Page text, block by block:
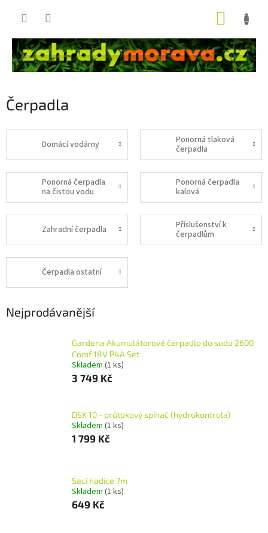
Čerpadla
Domácí vodárny
Ponorná tlaková
čerpadla
Ponorná čerpadla
na čistou vodu
Ponorná čerpadla
kalová
Zahradní čerpadla
Příslušenství k
čerpadlům
Čerpadla ostatní
Nejprodávanější
Gardena Akumulátorové čerpadlo do sudu 2600
Comf 18V P4A Set
Skladem (1 ks)
3 749 Kč
DSK 10 - průtokový spínač (hydrokontrola)
Skladem (1 ks)
1 799 Kč
Sací hadice 7m
Skladem (1 ks)
649 Kč